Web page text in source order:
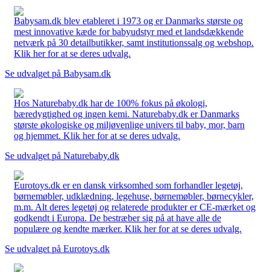
Babysam.dk blev etableret i 1973 og er Danmarks største og
mest innovative kæde for babyudstyr med et landsdækkende
netværk på 30 detailbutikker, samt institutionssalg og webshop.
Klik her for at se deres udvalg.
Se udvalget på Babysam.dk
Hos Naturebaby.dk har de 100% fokus på økologi,
bæredygtighed og ingen kemi. Naturebaby.dk er Danmarks
største økologiske og miljøvenlige univers til baby, mor, barn
og hjemmet. Klik her for at se deres udvalg.
Se udvalget på Naturebaby.dk
Eurotoys.dk er en dansk virksomhed som forhandler legetøj,
børnemøbler, udklædning, legehuse, børnemøbler, børnecykler,
m.m. Alt deres legetøj og relaterede produkter er CE-mærket og
godkendt i Europa. De bestræber sig på at have alle de
populære og kendte mærker. Klik her for at se deres udvalg.
Se udvalget på Eurotoys.dk